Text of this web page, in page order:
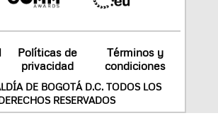
Políticas de
privacidad
Términos y
condiciones
DE BOGOTÁ D.C. TODOS LOS
RESERVADOS